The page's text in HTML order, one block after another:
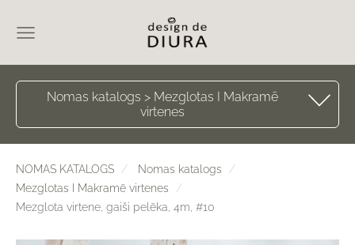
Nomas katalogs > Mezglotas I Makramē
virtenes
NOMAS KATALOGS
Nomas katalogs
Mezglotas I Makramē virtenes
Mezglota virtene, gaiši pelēka, 4m, #10